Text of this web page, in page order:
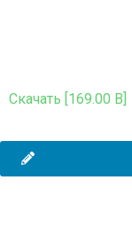
Скачать [169.00 B]